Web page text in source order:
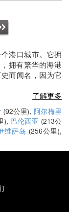
港口城市。它拥
拥有繁华的海港
而闻名，因为它
了解更多
(92公里), 阿尔梅里
), 巴伦西亚 (213公
维萨岛 (256公里),